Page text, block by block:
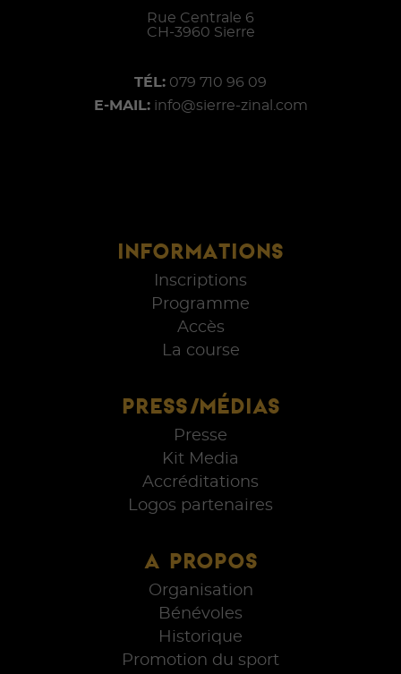
INFORMATIONS
Inscriptions
Programme
Accès
La course
PRESS/MÉDIAS
Presse
Kit Media
Accréditations
Logos partenaires
A PROPOS
Organisation
Bénévoles
Historique
Promotion du sport
Rue Centrale 6
CH-3960 Sierre
TÉL: 079 710 96 09
E-MAIL: info@sierre-zinal.com